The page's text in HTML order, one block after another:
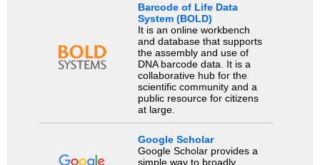
Barcode of Life Data
System (BOLD)
It is an online workbench
and database that supports
the assembly and use of
DNA barcode data. It is a
collaborative hub for the
scientific community and a
public resource for citizens
at large.
Google Scholar
Google Scholar provides a
simple way to broadly